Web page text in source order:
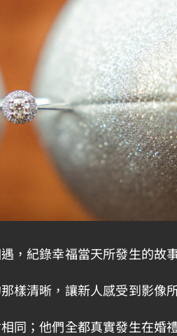
，紀錄幸福當天所發生的故
樣清晰，讓新人感受到影像
同；他們全都真實發生在婚